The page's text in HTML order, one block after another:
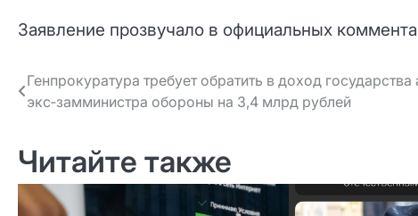
Заявление прозвучало в официальных
Навигация
по записям
Генпрокуратура требует обратить в доход государства
экс‑замминистра обороны на 3,4 млрд рублей
Читайте также